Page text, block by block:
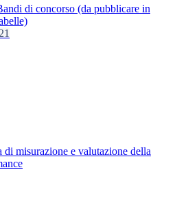
di concorso (da pubblicare in
21
di misurazione e valutazione della